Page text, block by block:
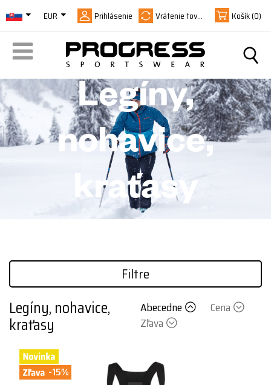
EUR Prihlásenie Vrátenie tovaru Košík(0)
Legíny,
nohavice,
kraťasy
Filtre
Legíny, nohavice,
kraťasy
Abecedne
Cena
Zľava
-15%